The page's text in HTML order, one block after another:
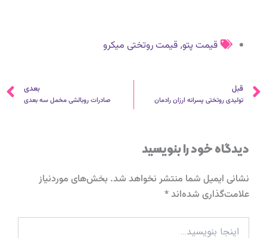
قیمت پتو, قیمت روتختی میکرو
قبلی
قبل
تولیدی روتختی‌ پسرانه ارزان رادمان
بعدی
صادرات روبالشی مخمل سه‌ بعدی
دیدگاه‌ خود را بنویسید
نشانی ایمیل شما منتشر نخواهد شد. بخش‌های موردنیاز
علامت‌گذاری شده‌اند*
بنویسید…